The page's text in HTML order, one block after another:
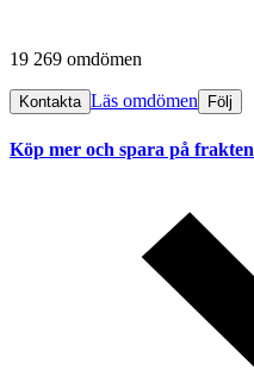
19 269 omdömen
Kontakta Läs omdömen Följ
Köp mer och spara på frakten